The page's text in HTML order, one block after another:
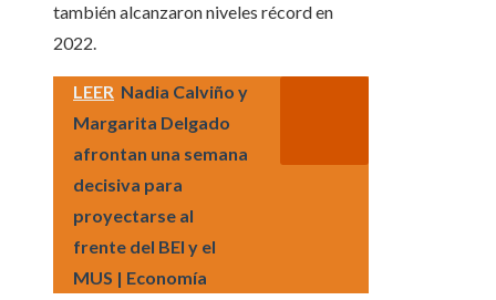
también alcanzaron niveles récord en
2022.
LEER Nadia Calviño y
Margarita Delgado
afrontan una semana
decisiva para
proyectarse al
frente del BEI y el
MUS | Economía